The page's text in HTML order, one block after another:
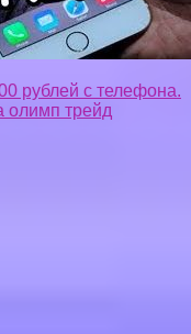
рублей с телефона.
олимп трейд